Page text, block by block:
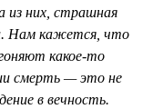
из них, страшная
Нам кажется, что
какое-то
смерть — это не
в вечность.